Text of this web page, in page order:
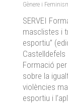
Gènere i
SERVEI
masclistes i
esportiu”
Castelldefels
Formació
sobre la
violències
esportiu i